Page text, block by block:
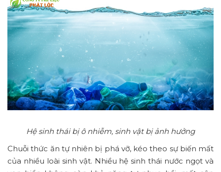
Hệ sinh thái bị ô nhiễm, sinh vật bị ảnh hưởng
Chuỗi thức ăn tự nhiên bị phá vỡ, kéo theo sự biến mất
của nhiều loài sinh vật. Nhiều hệ sinh thái nước ngọt và